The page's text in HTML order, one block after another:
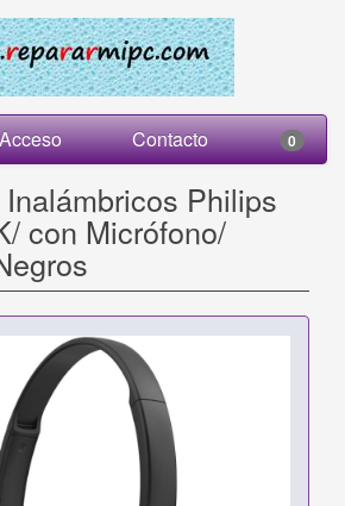
Contacto 0
Philips
con Micrófono/